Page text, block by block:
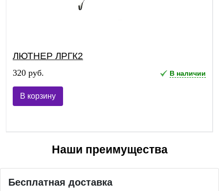
ЛЮТНЕР ЛРГК2
320 руб. В наличии
В корзину
Наши преимущества
Бесплатная доставка